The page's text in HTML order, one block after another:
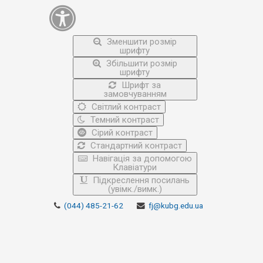
Зменшити розмір
шрифту
Збільшити розмір
шрифту
Шрифт за
замовчуванням
Світлий контраст
Темний контраст
Сірий контраст
Стандартний контраст
Навігація за допомогою
Клавіатури
Підкреслення посилань
(увімк./вимк.)
(044) 485-21-62 fj@kubg.edu.ua